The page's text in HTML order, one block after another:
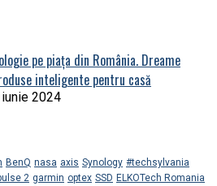
pe piața din România. Dreame
inteligente pentru casă
2024
BenQ nasa axis Synology #techsylvania
2 garmin optex SSD ELKOTech Romania